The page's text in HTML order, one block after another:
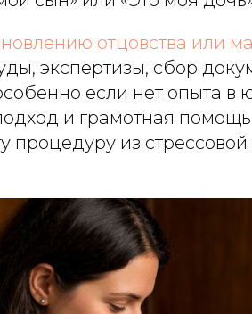
отцовства или
экспертизы, сбор
если нет опыта в
и грамотная
процедуру из